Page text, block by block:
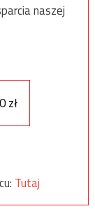
naszej
zł
Tutaj